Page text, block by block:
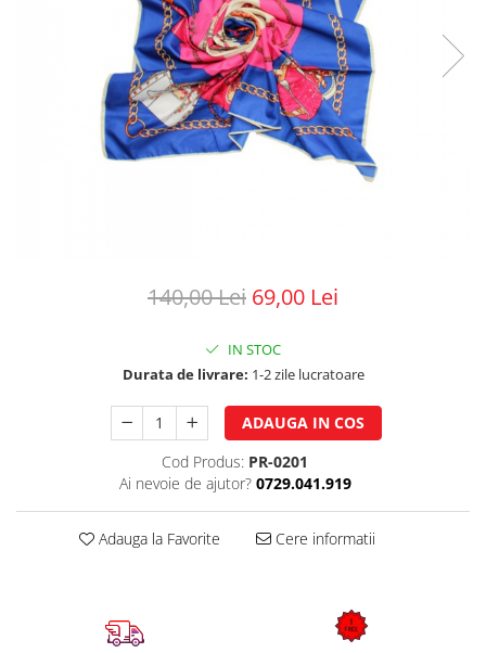
140,00 Lei 69,00 Lei
IN STOC
Durata de livrare: 1-2 zile lucratoare
ADAUGA IN COS
Cod Produs: PR-0201
Ai nevoie de ajutor? 0729.041.919
Adauga la Favorite Cere informatii